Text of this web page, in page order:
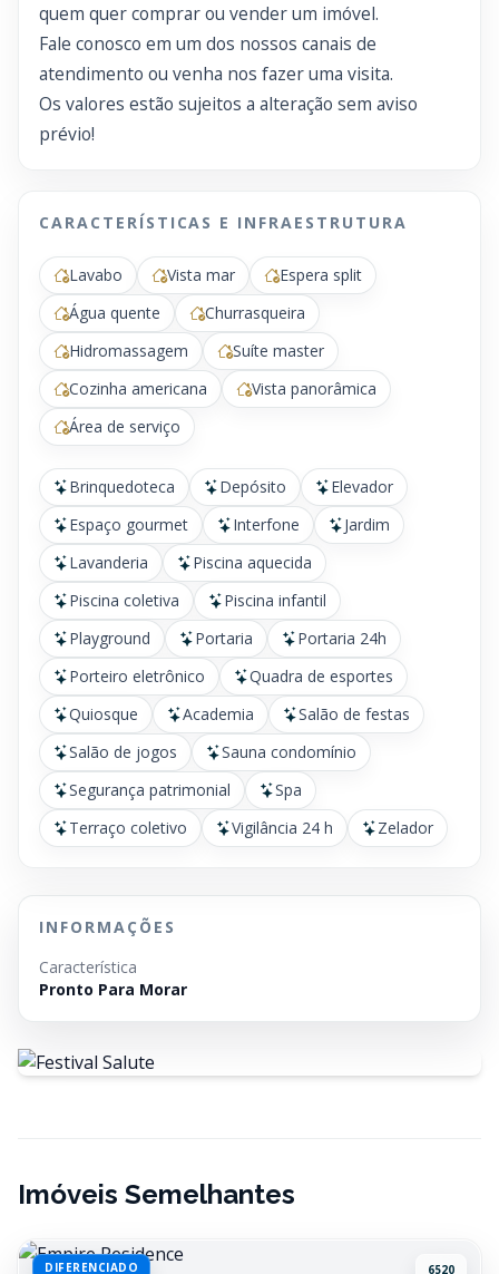
quem quer comprar ou vender um imóvel.
Fale conosco em um dos nossos canais de
atendimento ou venha nos fazer uma visita.
Os valores estão sujeitos a alteração sem aviso
prévio!
CARACTERÍSTICAS E INFRAESTRUTURA
Lavabo Vista mar
Espera split
Água quente
Churrasqueira
Hidromassagem
Suíte master
Cozinha americana
Vista panorâmica
Área de serviço
Brinquedoteca Depósito
Elevador
Espaço gourmet
Interfone
Jardim
Lavanderia
Piscina aquecida
Piscina coletiva
Piscina infantil
Playground
Portaria
Portaria 24h
Porteiro eletrônico
Quadra de esportes
Quiosque
Academia
Salão de festas
Salão de jogos
Sauna condomínio
Segurança patrimonial
Spa
Terraço coletivo
Vigilância 24 h Zelador
INFORMAÇÕES
Característica
Pronto Para Morar
Imóveis Semelhantes
DIFERENCIADO 6520